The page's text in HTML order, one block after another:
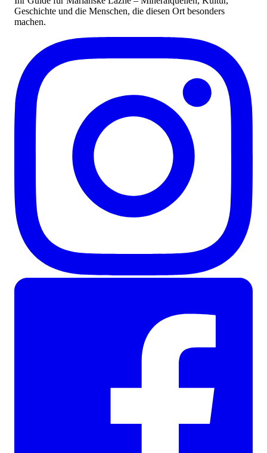
Geschichte und die Menschen, die diesen Ort besonders
machen.